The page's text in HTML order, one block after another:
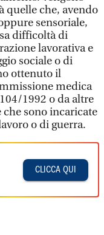
quelle che, avendo
sensoriale,
difficoltà di
lavorativa e
sociale o di
ottenuto il
medica
1992 o da altre
sono incaricate
o di guerra.
CLICCA QUI